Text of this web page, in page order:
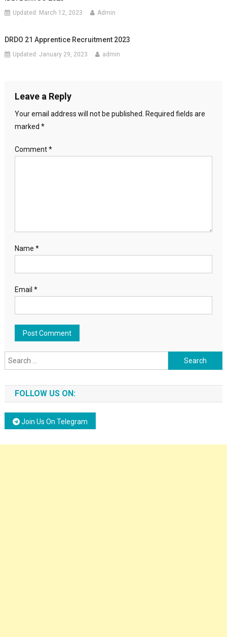
Updated: March 12, 2023 Admin
DRDO 21 Apprentice Recruitment 2023
Updated:January 29, 2023 admin
Leave a Reply
Your email address will not be published.
Required fields are
marked *
Comment*
Name *
Email *
Search for:
FOLLOW US ON:
Join Us On Telegram